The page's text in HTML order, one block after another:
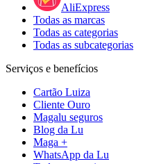
AliExpress
Todas as marcas
Todas as categorias
Todas as subcategorias
Serviços e benefícios
Cartão Luiza
Cliente Ouro
Magalu seguros
Blog da Lu
Maga +
WhatsApp da Lu